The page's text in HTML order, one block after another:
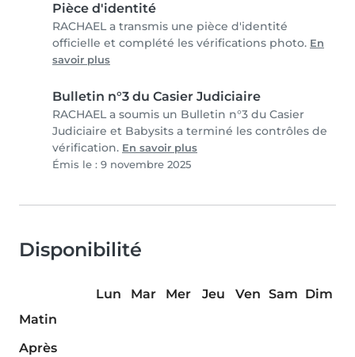
Pièce d'identité
RACHAEL a transmis une pièce d'identité
officielle et complété les vérifications photo. En
savoir plus
Bulletin n°3 du Casier Judiciaire
RACHAEL a soumis un Bulletin n°3 du Casier
Judiciaire et Babysits a terminé les contrôles de
vérification. En savoir plus
Émis le : 9 novembre 2025
Disponibilité
Lun Mar Mer Jeu Ven Sam Dim
Matin
Après